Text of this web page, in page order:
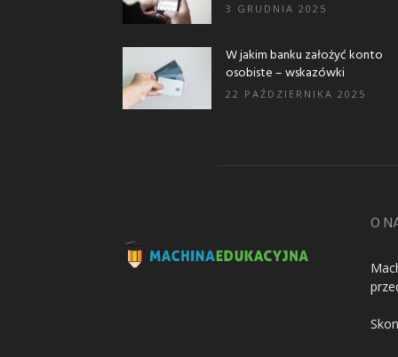
3 GRUDNIA 2025
W jakim banku założyć konto
osobiste – wskazówki
22 PAŹDZIERNIKA 2025
O